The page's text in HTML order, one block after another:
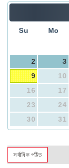
১০:০৮ অপরাহ্ন
Su Mo
2
3
9
10
16
17
23
24
30
31
সর্বাধিক পঠিত